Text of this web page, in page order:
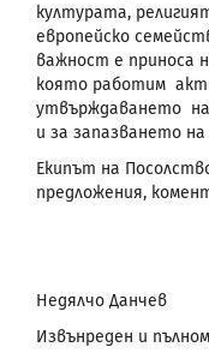
културата,
европейско
важност е приноса
която работим
утвърждаването на
и за запазването на
Екипът на
предложения,
Недялчо Данчев
Извънреден и